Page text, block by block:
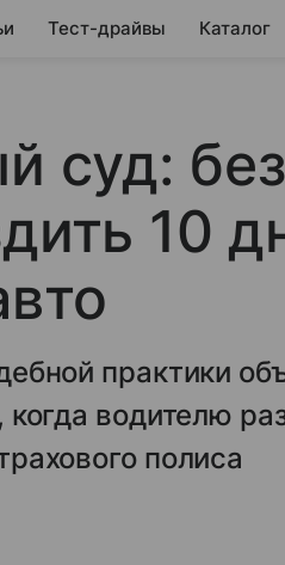
Тест-драйвы Каталог
суд:
10
практики
когда водителю
полиса